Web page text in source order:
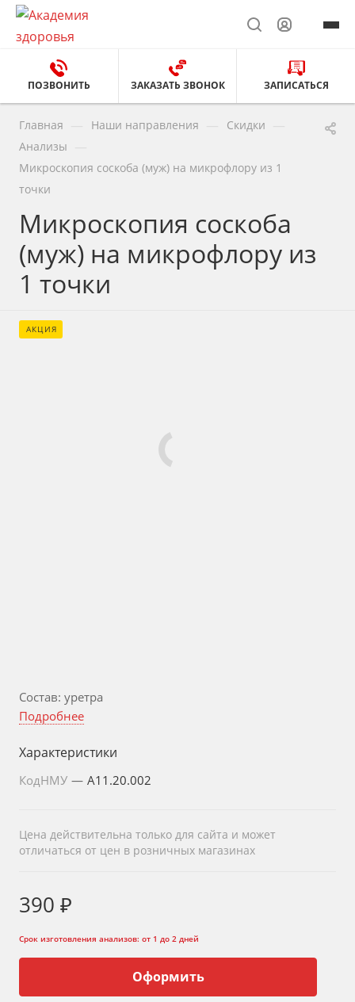
ПОЗВОНИТЬ ЗАКАЗАТЬ ЗВОНОК ЗАПИСАТЬСЯ
Главная Наши направления Скидки
Анализы
Микроскопия соскоба (муж) на микрофлору из 1
точки
Микроскопия соскоба
(муж) на микрофлору из
1 точки
АКЦИЯ
Состав: уретра
Подробнее
Характеристики
КодНМУ — A11.20.002
Цена действительна только для сайта и может
отличаться от цен в розничных магазинах
390 ₽
Срок изготовления анализов: от 1 до 2 дней
Оформить